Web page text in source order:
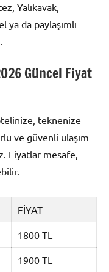
Yalıkavak,
da paylaşımlı
Güncel Fiyat
teknenize
ve güvenli ulaşım
Fiyatlar mesafe,
FİYAT
1800 TL
1900 TL